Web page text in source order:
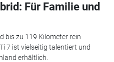
Für Familie und
bis zu 119 Kilometer rein
7 ist vielseitig talentiert und
erhältlich.